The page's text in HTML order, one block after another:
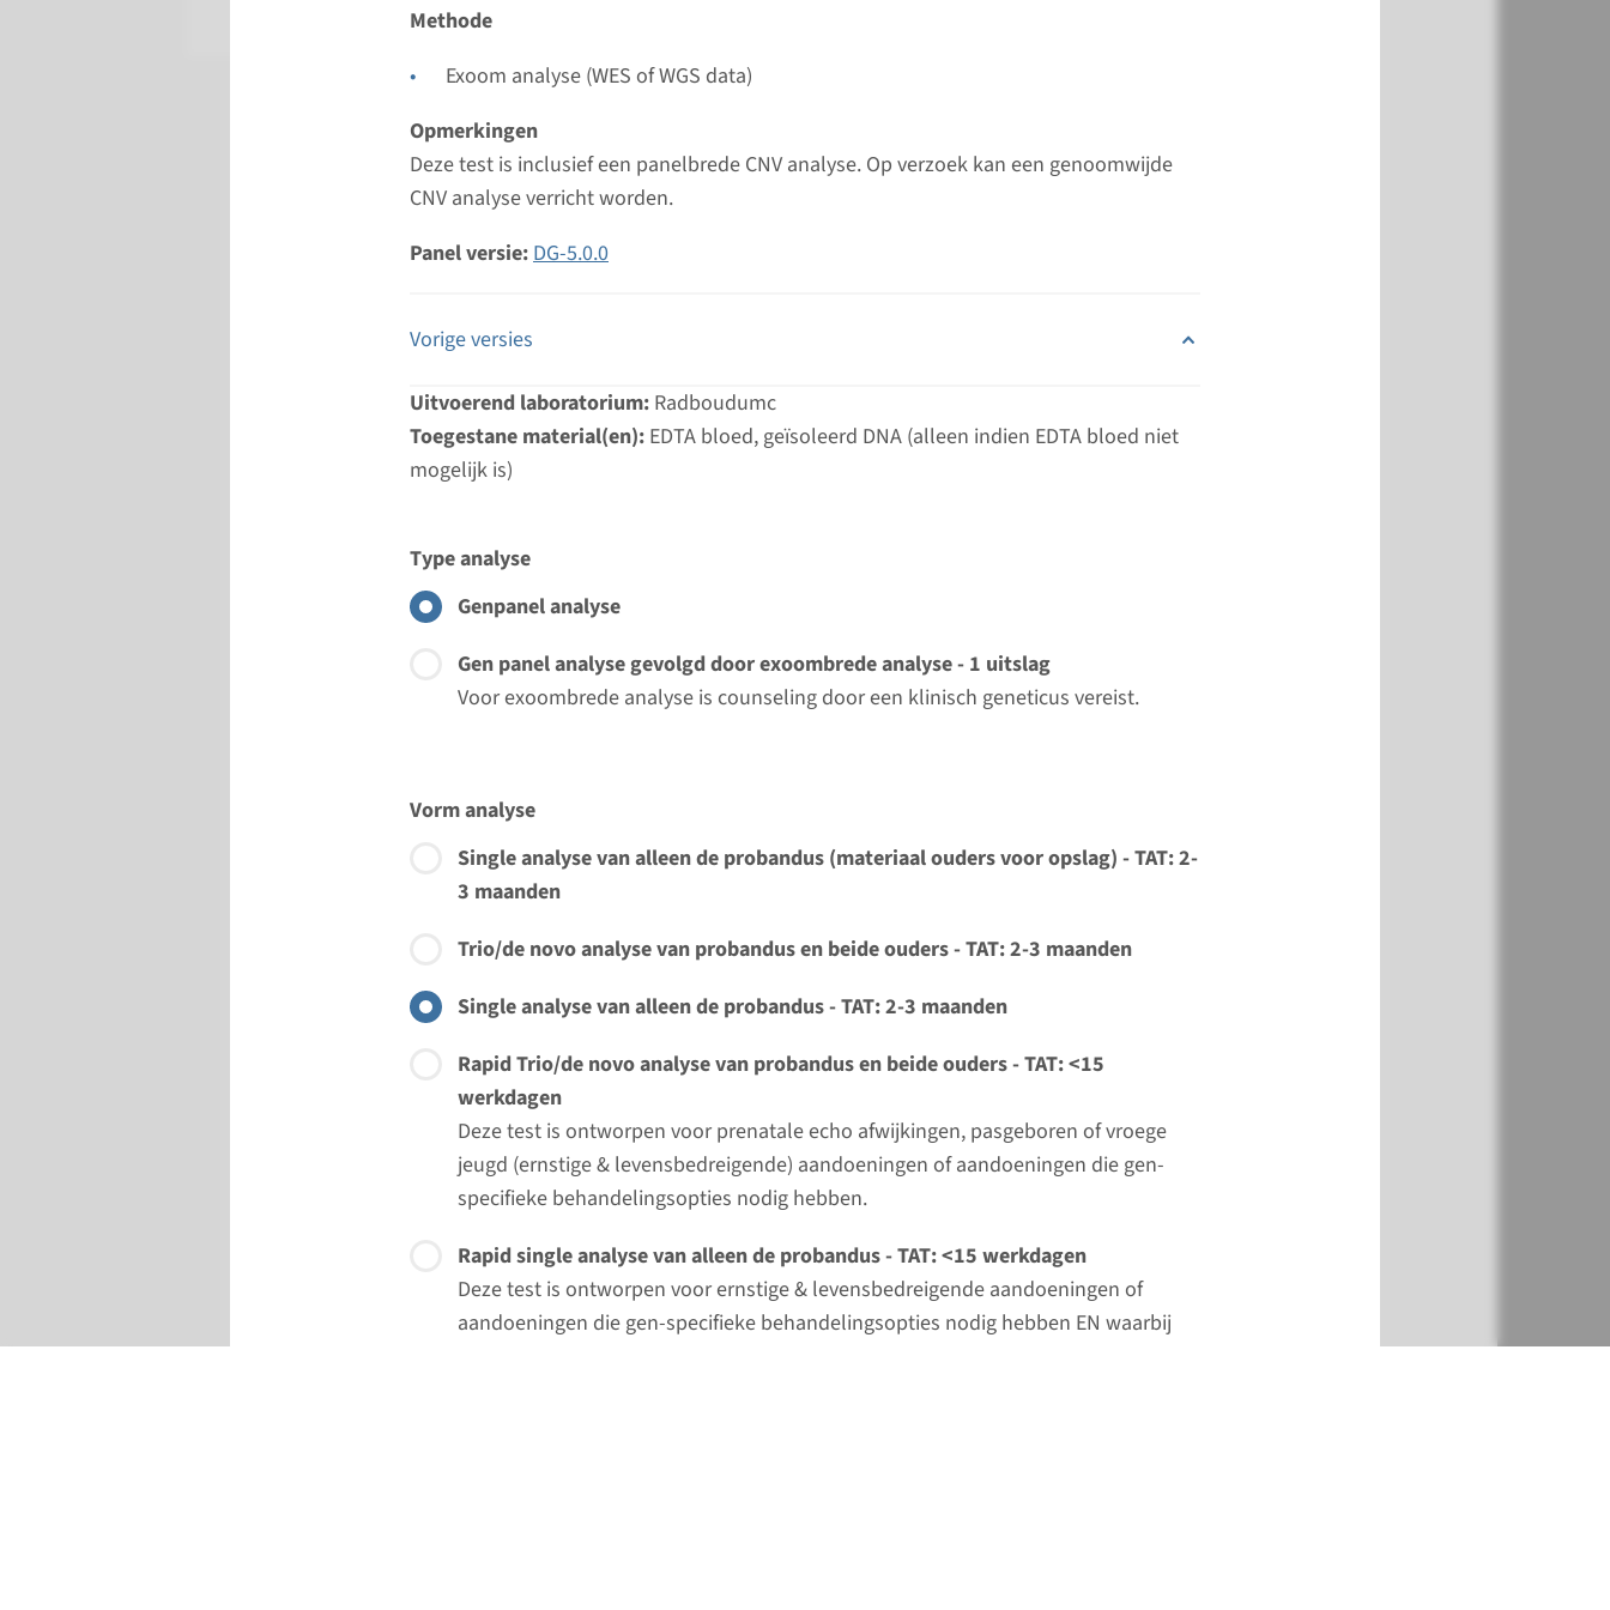
Methode
Exoom analyse (WES of WGS data)
Opmerkingen
Deze test is inclusief een panelbrede CNV analyse. Op verzoek kan een genoomwijde
CNV analyse verricht worden.
Panel versie:DG-5.0.0
Vorige versies
Uitvoerend laboratorium: Radboudumc
Toegestane material(en): EDTA bloed, geïsoleerd DNA (alleen indien EDTA bloed niet
mogelijk is)
Type analyse
Genpanel analyse
Gen panel analyse gevolgd door exoombrede analyse - 1 uitslag
Voor exoombrede analyse is counseling door een klinisch geneticus vereist.
Vorm analyse
Single analyse van alleen de probandus (materiaal ouders voor opslag) - TAT: 2-
3 maanden
Trio/de novo analyse van probandus en beide ouders - TAT: 2-3 maanden
Single analyse van alleen de probandus - TAT: 2-3 maanden
Rapid Trio/de novo analyse van probandus en beide ouders - TAT: <15
werkdagen
Deze test is ontworpen voor prenatale echo afwijkingen, pasgeboren of vroege
jeugd (ernstige & levensbedreigende) aandoeningen of aandoeningen die gen-
specifieke behandelingsopties nodig hebben.
Rapid single analyse van alleen de probandus - TAT: <15 werkdagen
Deze test is ontworpen voor ernstige & levensbedreigende aandoeningen of
aandoeningen die gen-specifieke behandelingsopties nodig hebben EN waarbij
Radboudumc